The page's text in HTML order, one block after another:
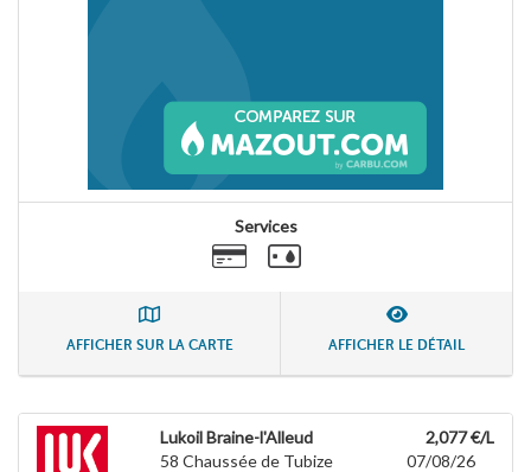
Services
AFFICHER SUR LA CARTE AFFICHER LE DÉTAIL
Lukoil Braine-l'Alleud
58 Chaussée de Tubize
2,077 €/L
07/08/26